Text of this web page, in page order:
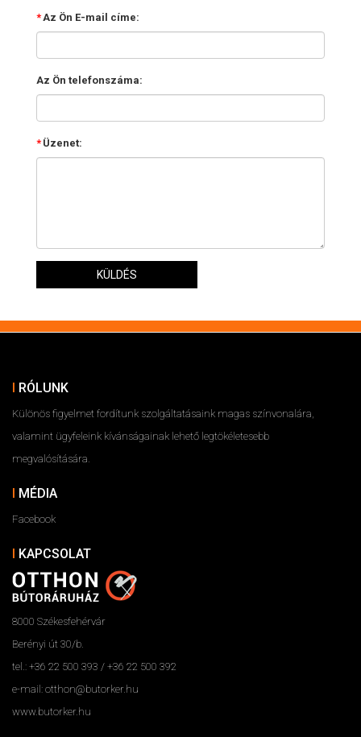
* Az Ön E-mail címe:
Az Ön telefonszáma:
* Üzenet:
KÜLDÉS
RÓLUNK
Különös figyelmet fordítunk szolgáltatásaink magas színvonalára,
valamint ügyfeleink kívánságainak lehető legtökéletesebb
megvalósítására.
MÉDIA
Facebook
KAPCSOLAT
8000 Székesfehérvár
Berényi út 30/b.
tel.: +36 22 500 393 / +36 22 500 392
e-mail: otthon@butorker.hu
www.butorker.hu